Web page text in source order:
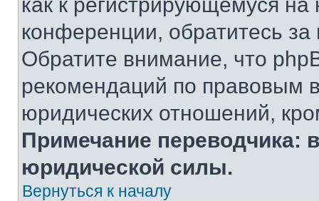
конференции, обратитесь
Обратите внимание, что
рекомендаций по правовым
юридических отношений,
Примечание переводчика:
юридической силы.
Вернуться к началу